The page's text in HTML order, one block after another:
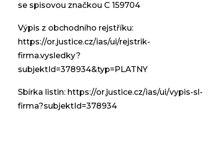
se spisovou značkou C 159704
Výpis z obchodního rejstříku:
https://or.justice.cz/ias/ui/rejstrik-
firma.vysledky?
subjektId=378934&typ=PLATNY
Sbírka listin: https://or.justice.cz/ias/ui/vypis-sl-
firma?subjektId=378934